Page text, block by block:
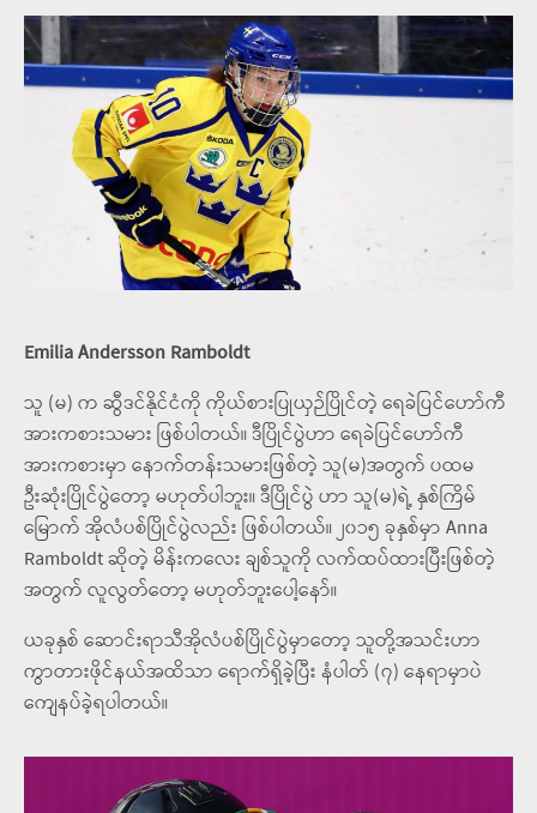
Emilia Andersson Ramboldt
သူ (မ) က ဆွီဒင်နိုင်ငံကို ကိုယ်စားပြုယှဉ်ပြိုင်တဲ့ ရေခဲပြင်ဟော်ကီ
အားကစားသမား ဖြစ်ပါတယ်။ ဒီပြိုင်ပွဲဟာ ရေခဲပြင်ဟော်ကီ
အားကစားမှာ နောက်တန်းသမားဖြစ်တဲ့ သူ(မ)အတွက် ပထမ
ဦးဆုံးပြိုင်ပွဲတော့ မဟုတ်ပါဘူး။ ဒီပြိုင်ပွဲ ဟာ သူ(မ)ရဲ့ နှစ်ကြိမ်
မြောက် အိုလံပစ်ပြိုင်ပွဲလည်း ဖြစ်ပါတယ်။ ၂၀၁၅ ခုနှစ်မှာ Anna
Ramboldt ဆိုတဲ့ မိန်းကလေး ချစ်သူကို လက်ထပ်ထားပြီးဖြစ်တဲ့
အတွက် လူလွတ်တော့ မဟုတ်ဘူးပေါ့နော်။
ယခုနှစ် ဆောင်းရာသီအိုလံပစ်ပြိုင်ပွဲမှာတော့ သူတို့အသင်းဟာ
ကွာတားဖိုင်နယ်အထိသာ ရောက်ရှိခဲ့ပြီး နံပါတ် (၇) နေရာမှာပဲ
ကျေနပ်ခဲ့ရပါတယ်။